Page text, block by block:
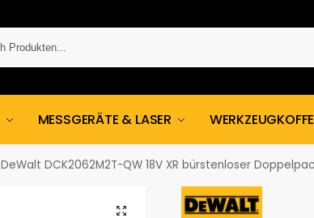
MESSGERÄTE & LASER
DeWalt DCK2062M2T-QW 18V XR bürstenloser Doppelpack Set, DCD709 Akku-